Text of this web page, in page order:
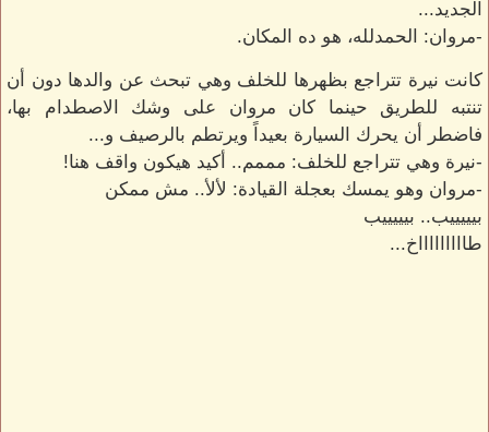
الجديد...
-مروان: الحمدلله، هو ده المكان.
كانت نيرة تتراجع بظهرها للخلف وهي تبحث عن والدها دون أن
تنتبه للطريق حينما كان مروان على وشك الاصطدام بها،
فاضطر أن يحرك السيارة بعيداً ويرتطم بالرصيف و...
-نيرة وهي تتراجع للخلف: مممم.. أكيد هيكون واقف هنا!
-مروان وهو يمسك بعجلة القيادة: لألأ.. مش ممكن
بيييييب.. بيييييب
طاااااااااخ...